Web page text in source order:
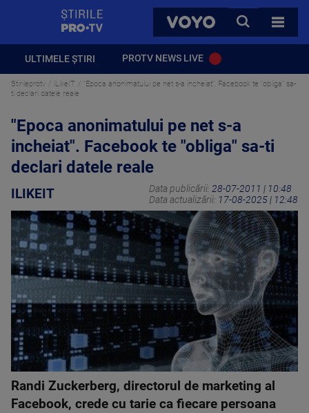
VOYO
CAUTA
TOATE
ULTIMELE ȘTIRI PROTV NEWS LIVE
Stirileprotv iLikeIT
"Epoca anonimatului pe net s-a incheiat". Facebook te "obliga" sa-
ti declari datele reale
"Epoca anonimatului pe net s-a
incheiat". Facebook te "obliga" sa-ti
declari datele reale
ILIKEIT Data publicării: 28-07-2011 | 10:48
Data actualizării: 17-08-2025 | 12:48
Randi Zuckerberg, directorul de marketing al
Facebook, crede cu tarie ca fiecare persoana